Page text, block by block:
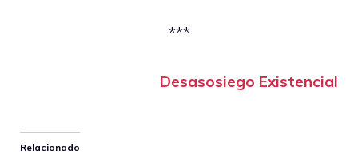
***
Desasosiego Existencial
Relacionado